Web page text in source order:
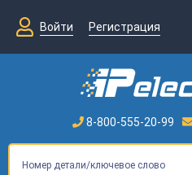
Войти
Регистрация
8-800-555-20-99